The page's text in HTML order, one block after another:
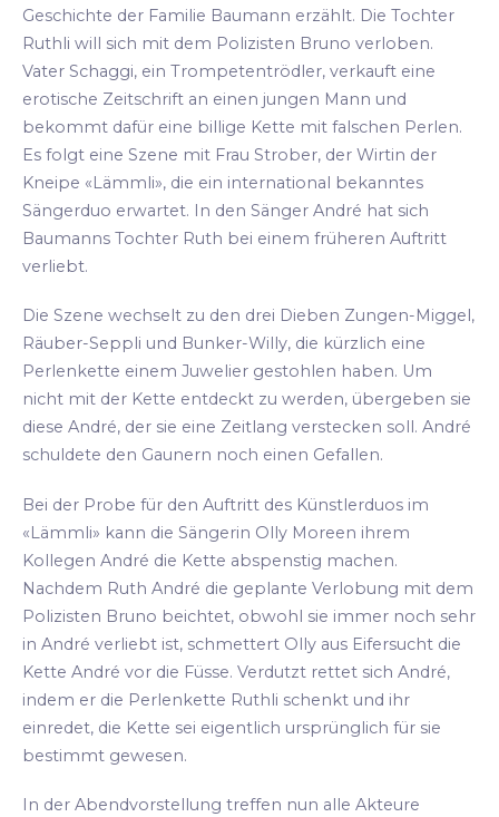
Geschichte der Familie Baumann erzählt. Die Tochter
Ruthli will sich mit dem Polizisten Bruno verloben.
Vater Schaggi, ein Trompetentrödler, verkauft eine
erotische Zeitschrift an einen jungen Mann und
bekommt dafür eine billige Kette mit falschen Perlen.
Es folgt eine Szene mit Frau Strober, der Wirtin der
Kneipe «Lämmli», die ein international bekanntes
Sängerduo erwartet. In den Sänger André hat sich
Baumanns Tochter Ruth bei einem früheren Auftritt
verliebt.
Die Szene wechselt zu den drei Dieben Zungen-Miggel,
Räuber-Seppli und Bunker-Willy, die kürzlich eine
Perlenkette einem Juwelier gestohlen haben. Um
nicht mit der Kette entdeckt zu werden, übergeben sie
diese André, der sie eine Zeitlang verstecken soll. André
schuldete den Gaunern noch einen Gefallen.
Bei der Probe für den Auftritt des Künstlerduos im
«Lämmli» kann die Sängerin Olly Moreen ihrem
Kollegen André die Kette abspenstig machen.
Nachdem Ruth André die geplante Verlobung mit dem
Polizisten Bruno beichtet, obwohl sie immer noch sehr
in André verliebt ist, schmettert Olly aus Eifersucht die
Kette André vor die Füsse. Verdutzt rettet sich André,
indem er die Perlenkette Ruthli schenkt und ihr
einredet, die Kette sei eigentlich ursprünglich für sie
bestimmt gewesen.
In der Abendvorstellung treffen nun alle Akteure